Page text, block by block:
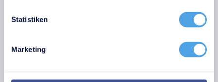
Statistiken
Marketing
Resilienz und einfache Wiederherstellung
bereitstellbare Entwicklungslandschaften